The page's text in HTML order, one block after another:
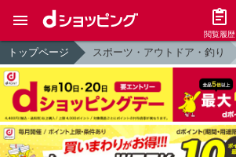
閲覧履歴
トップページ スポーツ・アウトドア・釣り